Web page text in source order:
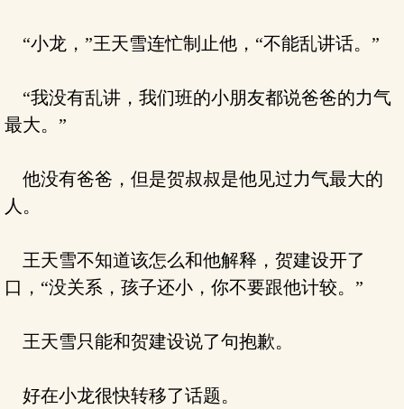
“小龙，”王天雪连忙制止他，“不能乱讲话。”
“我没有乱讲，我们班的小朋友都说爸爸的力气
最大。”
他没有爸爸，但是贺叔叔是他见过力气最大的
人。
王天雪不知道该怎么和他解释，贺建设开了
口，“没关系，孩子还小，你不要跟他计较。”
王天雪只能和贺建设说了句抱歉。
好在小龙很快转移了话题。